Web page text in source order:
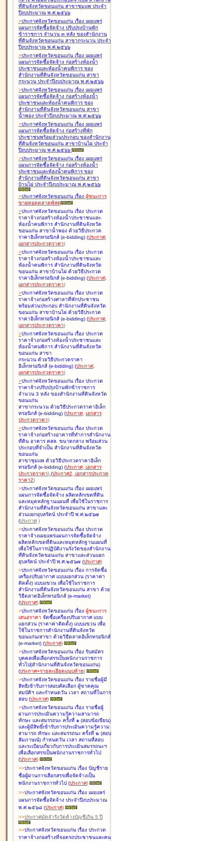
ที่ดินจังหวัดขอนแก่น สาขาชุมแพ ประจำ
ปีงบประมาณ พ.ศ.๒๕๖๖
>ประกาศจังหวัดขอนแก่น เรื่อง เผยแพร่
แผนการจัดซื้อจัดจ้าง ปรับปรุงบ้านพัก
ข้าราชการ จำนวน ๓ หลัง ของสำนักงาน
ที่ดินจังหวัดขอนแก่น สาขากระนวน ประจำ
ปีงบประมาณ พ.ศ.๒๕๖๖
>ประกาศจังหวัดขอนแก่น เรื่อง เผยแพร่
แผนการจัดซื้อจัดจ้าง ก่อสร้างห้องน้ำ
ประชาชนและห้องน้ำคนพิการ ของ
สำนักงานที่ดินจังหวัดขอนแก่น สาขา
กระนวน ประจำปีงบประมาณ พ.ศ.๒๕๖๖
>ประกาศจังหวัดขอนแก่น เรื่อง เผยแพร่
แผนการจัดซื้อจัดจ้าง ก่อสร้างห้องน้ำ
ประชาชนและห้องน้ำคนพิการ ของ
สำนักงานที่ดินจังหวัดขอนแก่น สาขา
น้ำพอง ประจำปีงบประมาณ พ.ศ.๒๕๖๖
>ประกาศจังหวัดขอนแก่น เรื่อง เผยแพร่
แผนการจัดซื้อจัดจ้าง ก่อสร้างที่พัก
ประชาชนพร้อมส่วนประกอบ ของสำนักงาน
ที่ดินจังหวัดขอนแก่น สาขาบ้านไผ่ ประจำ
ปีงบประมาณ พ.ศ.๒๕๖๖
>ประกาศจังหวัดขอนแก่น เรื่อง เผยแพร่
แผนการจัดซื้อจัดจ้าง ก่อสร้างห้องน้ำ
ประชาชนและห้องน้ำคนพิการ ของ
สำนักงานที่ดินจังหวัดขอนแก่น สาขา
บ้านไผ่ ประจำปีงบประมาณ พ.ศ.๒๕๖๖
>ประกาศจังหวัดขอนแก่น เรื่อง ผู้ชนะการ
ขายทอดตลาดพัสดุ
>ประกาศจังหวัดขอนแก่น เรื่อง ประกวด
ราคาจ้างก่อสร้างห้องน้ำประชาชนและ
ห้องน้ำคนพิการ สำนักงานที่ดินจังหวัด
ขอนแก่น สาขาน้ำพอง ด้วยวิธีประกวด
ราคาอิเล็กทรอนิกส์ (e-bidding) (ประกาศ,
เอกสารประกวดราคา)
>ประกาศจังหวัดขอนแก่น เรื่อง ประกวด
ราคาจ้างก่อสร้างห้องน้ำประชาชนและ
ห้องน้ำคนพิการ สำนักงานที่ดินจังหวัด
ขอนแก่น สาขาบ้านไผ่ ด้วยวิธีประกวด
ราคาอิเล็กทรอนิกส์ (e-bidding) (ประกาศ,
เอกสารประกวดราคา)
>ประกาศจังหวัดขอนแก่น เรื่อง ประกวด
ราคาจ้างก่อสร้างศาลาที่พักประชาชน
พร้อมส่วนประกอบ สำนักงานที่ดินจังหวัด
ขอนแก่น สาขาบ้านไผ่ ด้วยวิธีประกวด
ราคาอิเล็กทรอนิกส์ (e-bidding) (ประกาศ,
เอกสารประกวดราคา)
>ประกาศจังหวัดขอนแก่น เรื่อง ประกวด
ราคาจ้างก่อสร้างห้องน้ำประชาชนและ
ห้องน้ำคนพิการ สำนักงานที่ดินจังหวัด
ขอนแก่น สาขา
กระนวน ด้วยวิธีประกวดราคา
อิเล็กทรอนิกส์ (e-bidding) (ประกาศ,
เอกสารประกวดราคา)
>ประกาศจังหวัดขอนแก่น เรื่อง ประกวด
ราคาจ้างปรับปรุงบ้านพักข้าราชการ
จำนวน 3 หลัง ของสำนักงานที่ดินจังหวัด
ขอนแก่น
สาขากระนวน ด้วยวิธีประกวดราคาอิเล็ก
ทรอนิกส์ (e-bidding) (ประกาศ, เอกสาร
ประกวดราคา)
>ประกาศจังหวัดขอนแก่น เรื่อง ประกวด
ราคาจ้างก่อสร้างอาคารที่ทำการสำนักงาน
ที่ดิน อาคาร คสล. ขนาดกลาง พร้อมส่วน
ประกอบที่จำเป็น สำนักงานที่ดินจังหวัด
ขอนแก่น
สาขาชุมแพ ด้วยวิธีประกวดราคาอิเล็ก
ทรอนิกส์ (e-bidding) (ประกาศ, เอกสาร
ประกวดราคา) (ประกาศ2, เอกสารประกวด
ราคา2)
>ประกาศจังหวัดขอนแก่น เรื่อง เผยแพร่
แผนการจัดซื้อจัดจ้าง ผลิตหลักเขตที่ดิน
และหมุดหลักฐานแผนที่ เพื่อใช้ในราชการ
สำนักงานที่ดินจังหวัดขอนแก่น สาขาและ
ส่วนแยกอุบลรัตน์ ประจำปี พ.ศ.๒๕๖๗
(ประกาศ )
>ประกาศจังหวัดขอนแก่น เรื่อง ประกวด
ราคาจ้างเผยแพร่แผนการจัดซื้อจัดจ้าง
ผลิตหลักเขตที่ดินและหมุดหลักฐานแผนที่
เพื่อใช้ในการปฏิบัติงานรังวัดของสำนักงาน
ที่ดินจังหวัดขอนแก่น สาขาและส่วนแยก
อุบลรัตน์ ประจำปี พ.ศ.๒๕๖๗ (ประกาศ)
>ประกาศจังหวัดขอนแก่น เรื่อง การจัดซื้อ
เครื่องปรับอากาศ แบบแยกส่วน (ราคาค่า
ติดตั้ง) แบบแขวน เพื่อใช้ในราชการ
สำนักงานที่ดินจังหวัดขอนแก่น สาขา ด้วย
วิธีตลาดอิเล็กทรอนิกส์ (e-market)
(ประกาศ)
>ประกาศจังหวัดขอนแก่น เรื่อง ผู้ชนะการ
เสนอราคา จัดซื้อเครื่องปรับอากาศ แบบ
แยกส่วน (ราคาค่าติดตั้ง) แบบแขวน เพื่อ
ใช้ในราชการสำนักงานที่ดินจังหวัด
ขอนแก่น/สาขา ด้วยวิธีตลาดอิเล็กทรอนิกส์
(e-market) (ประกาศ)
>ประกาศจังหวัดขอนแก่น เรื่อง รับสมัคร
บุคคลเพื่อเลือกสรรเป็นพนักงานราชการ
ทั่วไป(สำนักงานที่ดินจังหวัดขอนแก่น)
(ประกาศ+รายละเอียดแนบท้าย)
>ประกาศจังหวัดขอนแก่น เรื่อง รายชื่อผู้มี
สิทธิเข้ารับการสอบคัดเลือก ผู้ขาดคุณ
สมบัติฯ และกำหนดวัน เวลา สถานที่ในการ
สอบ (ประกาศ)
>ประกาศจังหวัดขอนแก่น เรื่อง รายชื่อผู้
ผ่านการประเมินความรู้ความสามารถ
ทักษะ และสมรรถนะ ครั้งที่ ๑ (สอบข้อเขียน)
และผู้มีสิทธิ์เข้ารับการประเมินความรู้ความ
สามารถ ทักษะ และสมรรถนะ ครั้งที่ ๒ (สอบ
สัมภาษณ์) กำหนดวัน เวลา สถานที่สอบ
และระเบียบเกี่ยวกับการประเมินสมรรถนะฯ
เพื่อเลือกสรรเป็นพนักงานราชการทั่วไป
(ประกาศ)
>>ประกาศจังหวัดขอนแก่น เรื่อง บัญชีราย
ชื่อผู้ผ่านการเลือกสรรเพื่อจัดจ้างเป็น
พนักงานราชการทั่วไป (ประกาศ)
>>ประกาศจังหวัดขอนแก่น เรื่อง เผยแพร่
แผนการจัดซื้อจัดจ้าง ประจำปีงบประมาณ
พ.ศ.๒๕๖๘ (ประกาศ)
>>ประกาศมัดจำรังวัดค้างบัญชีเกิน 5 ปี
>>ประกาศจังหวัดขอนแก่น เรื่อง ประกวด
ราคาจ้างก่อสร้างที่จอดรถประชาชนและคน